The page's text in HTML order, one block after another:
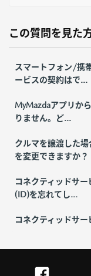
この質問を見た
スマートフォン/携
ービスの契約はで...
MyMazdaアプリか
りません。ど...
クルマを譲渡した
を変更できますか？
コネクティッドサ
(ID)を忘れてし...
コネクティッドサー